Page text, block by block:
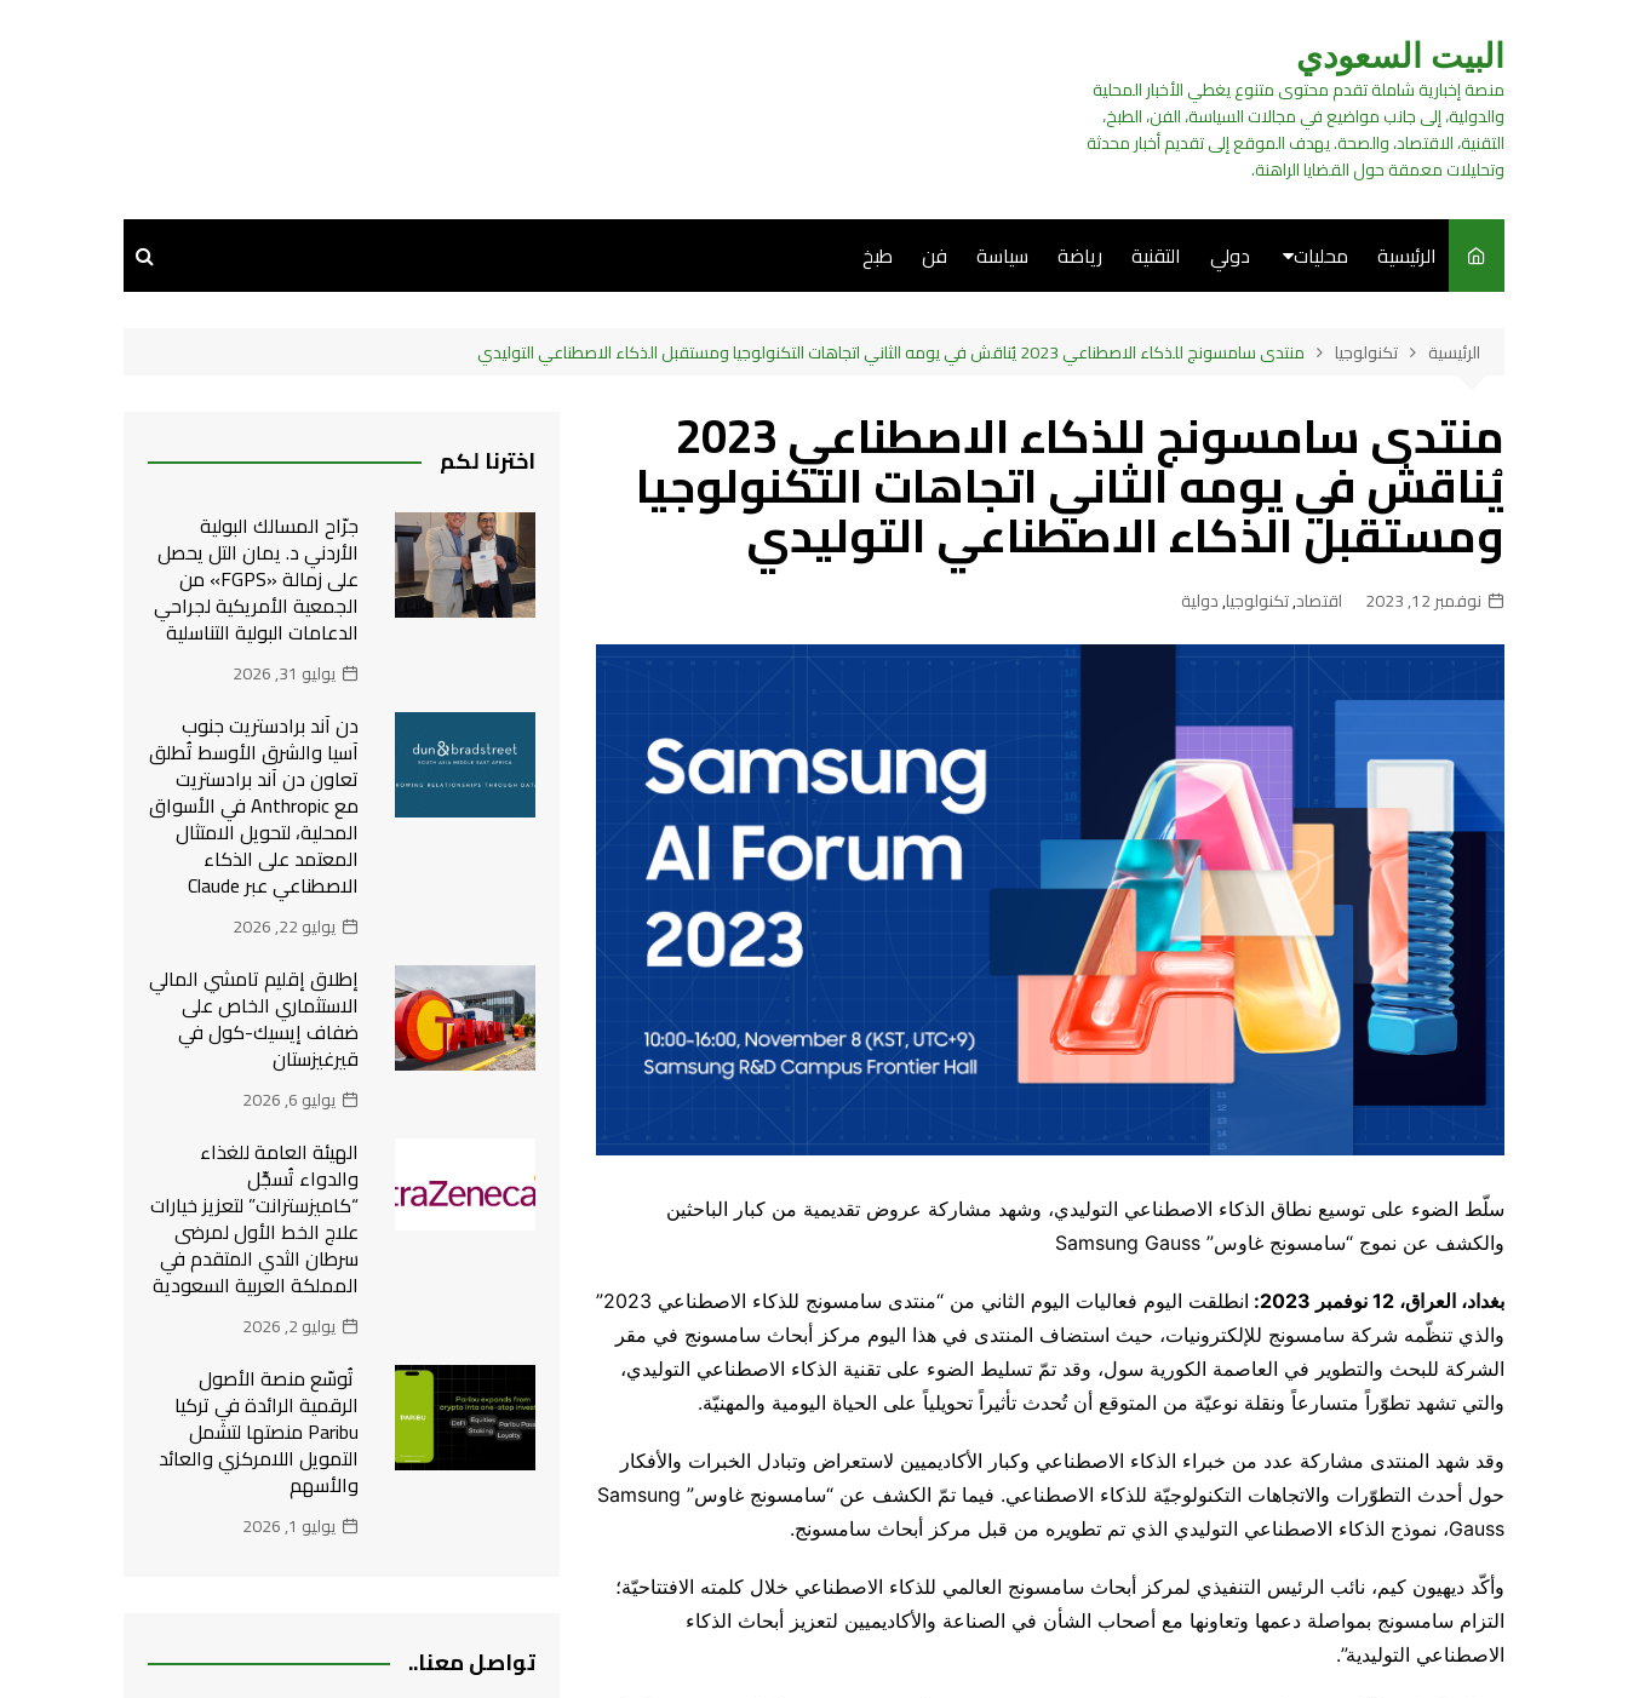
البيت السعودي
منصة إخبارية شاملة تقدم محتوى متنوع يغطي الأخبار المحلية
والدولية، إلى جانب مواضيع في مجالات السياسة، الفن، الطبخ،
التقنية، الاقتصاد، والصحة. يهدف الموقع إلى تقديم أخبار محدثة
وتحليلات معمقة حول القضايا الراهنة.
الرئيسية محليات
طبخ
دولي التقنية رياضة سياسة فن طبخ
الرئيسية تكنولوجيا منتدى سامسونج للذكاء الاصطناعي 2023 يُناقش في يومه الثاني اتجاهات التكنولوجيا ومستقبل الذكاء الاصطناعي التوليدي
منتدى سامسونج للذكاء الاصطناعي 2023
يُناقش في يومه الثاني اتجاهات التكنولوجيا
ومستقبل الذكاء الاصطناعي التوليدي
نوفمبر 12, 2023 اقتصاد,تكنولوجيا,دولية
سلّط الضوء على توسيع نطاق الذكاء الاصطناعي التوليدي، وشهد مشاركة عروض تقديمية من كبار الباحثين
والكشف عن نموج “سامسونج غاوس” Samsung Gauss
بغداد، العراق، 12 نوفمبر 2023:
انطلقت اليوم فعاليات اليوم الثاني من “منتدى سامسونج للذكاء الاصطناعي 2023”
والذي تنظّمه شركة سامسونج للإلكترونيات، حيث استضاف المنتدى في هذا اليوم مركز أبحاث سامسونج في مقر
الشركة للبحث والتطوير في العاصمة الكورية سول، وقد تمّ تسليط الضوء على تقنية الذكاء الاصطناعي التوليدي،
والتي تشهد تطوّراً متسارعاً ونقلة نوعيّة من المتوقع أن تُحدث تأثيراً تحويلياً على الحياة اليومية والمهنيّة.
وقد شهد المنتدى مشاركة عدد من خبراء الذكاء الاصطناعي وكبار الأكاديميين لاستعراض وتبادل الخبرات والأفكار
حول أحدث التطوّرات والاتجاهات التكنولوجيّة للذكاء الاصطناعي. فيما تمّ الكشف عن “سامسونج غاوس” Samsung
Gauss، نموذج الذكاء الاصطناعي التوليدي الذي تم تطويره من قبل مركز أبحاث سامسونج.
وأكّد ديهيون كيم، نائب الرئيس التنفيذي لمركز أبحاث سامسونج العالمي للذكاء الاصطناعي خلال كلمته الافتتاحيّة؛
التزام سامسونج بمواصلة دعمها وتعاونها مع أصحاب الشأن في الصناعة والأكاديميين لتعزيز أبحاث الذكاء
الاصطناعي التوليدية”.
اخترنا لكم
جرّاح المسالك البولية
الأردني د. يمان التل يحصل
على زمالة «FGPS» من
الجمعية الأمريكية لجراحي
الدعامات البولية التناسلية
يوليو 31, 2026
دن آند برادستريت جنوب
آسيا والشرق الأوسط تُطلق
تعاون دن آند برادستريت
مع Anthropic في الأسواق
المحلية، لتحويل الامتثال
المعتمد على الذكاء
الاصطناعي عبر Claude
يوليو 22, 2026
إطلاق إقليم تامشي المالي
الاستثماري الخاص على
ضفاف إيسيك-كول في
قيرغيزستان
يوليو 6, 2026
الهيئة العامة للغذاء
والدواء تُسجِّل
“كاميزسترانت” لتعزيز خيارات
علاج الخط الأول لمرضى
سرطان الثدي المتقدم في
المملكة العربية السعودية
يوليو 2, 2026
تُوسّع منصة الأصول
الرقمية الرائدة في تركيا
Paribu منصتها لتشمل
التمويل اللامركزي والعائد
والأسهم
يوليو 1, 2026
تواصل معنا..